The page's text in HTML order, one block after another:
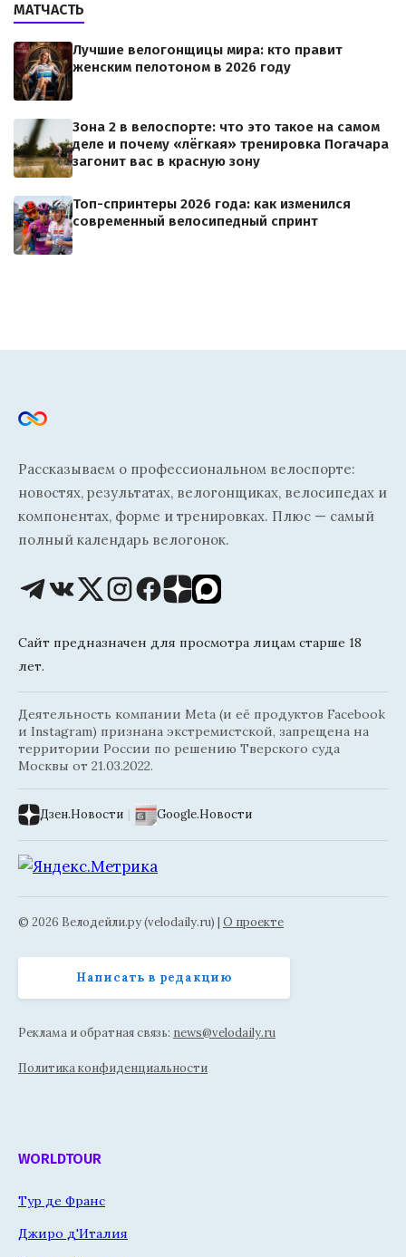
МАТЧАСТЬ
Лучшие велогонщицы мира: кто правит
женским пелотоном в 2026 году
Зона 2 в велоспорте: что это такое на самом
деле и почему «лёгкая» тренировка Погачара
загонит вас в красную зону
Топ-спринтеры 2026 года: как изменился
современный велосипедный спринт
Рассказываем о профессиональном велоспорте:
новостях, результатах, велогонщиках, велосипедах и
компонентах, форме и тренировках. Плюс — самый
полный календарь велогонок.
Сайт предназначен для просмотра лицам старше 18
лет.
Деятельность компании Meta (и её продуктов Facebook
и Instagram) признана экстремистской, запрещена на
территории России по решению Тверского суда
Москвы от 21.03.2022.
Дзен.Новости | Google.Новости
© 2026 Велодейли.ру (velodaily.ru) | О проекте
Написать в редакцию
Реклама и обратная связь: news@velodaily.ru
Политика конфиденциальности
WORLDTOUR
Тур де Франс
Джиро д'Италия